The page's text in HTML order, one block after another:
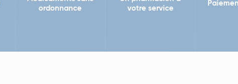
ordonnance
votre service